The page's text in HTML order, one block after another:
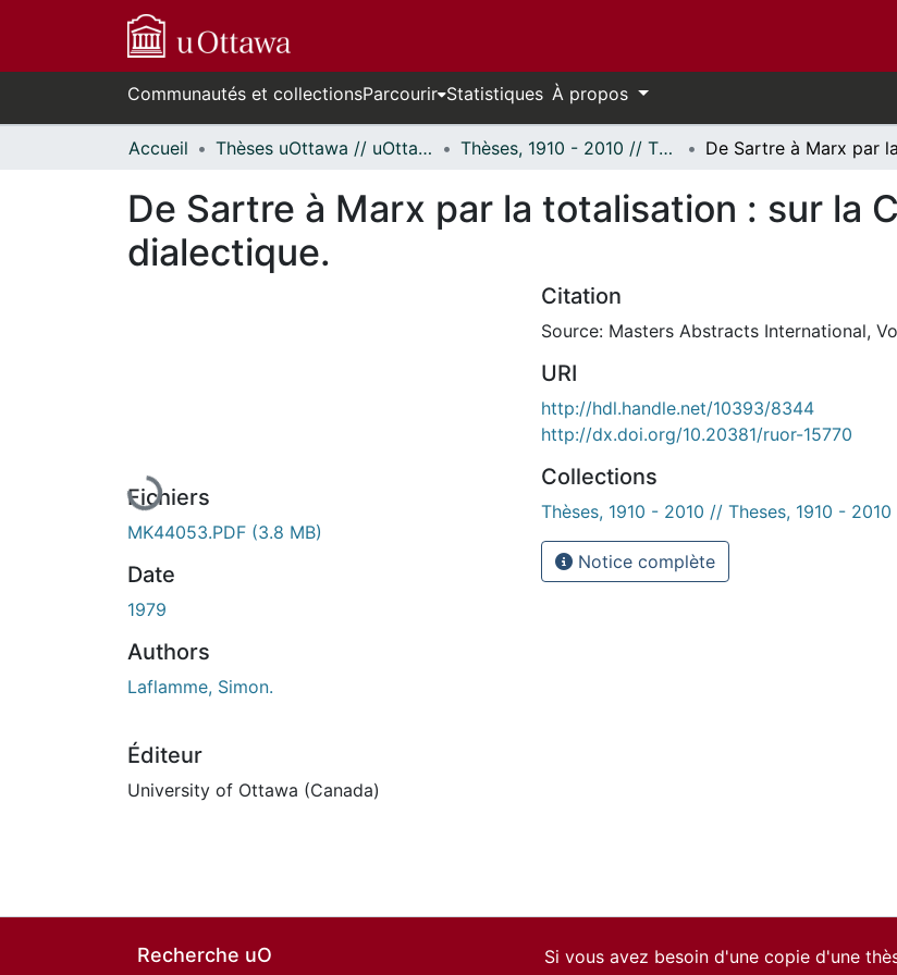
Communautés et collectionsParcourir Statistiques À propos
Accueil Thèses uOttawa // uOttawa Theses Thèses, 1910 - 2010 // Theses, 1910 - 2010
De Sartre à Marx par la totalisation : sur la
dialectique.
En cours de chargement...
Fichiers
MK44053.PDF (3.8 MB)
Date
1979
Authors
Laflamme, Simon.
Éditeur
University of Ottawa (Canada)
Citation
Source: Masters Abstracts International,
URI
http://hdl.handle.net/10393/8344
http://dx.doi.org/10.20381/ruor-15770
Collections
Thèses, 1910 - 2010 // Theses, 1910 - 2010
Notice complète
Recherche uO
Si vous avez besoin d'une copie d'une